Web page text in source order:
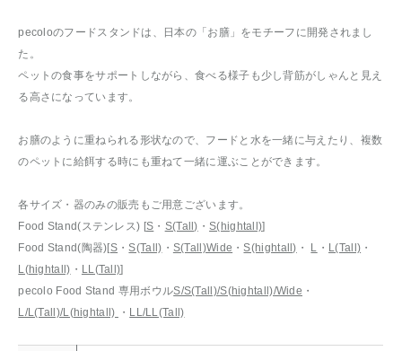
pecoloのフードスタンドは、日本の「お膳」をモチーフに開発されまし
た。
ペットの食事をサポートしながら、食べる様子も少し背筋がしゃんと見え
る高さになっています。
お膳のように重ねられる形状なので、フードと水を一緒に与えたり、複数
のペットに給餌する時にも重ねて一緒に運ぶことができます。
各サイズ・器のみの販売もご用意ございます。
Food Stand(ステンレス) [S ・ S(Tall) ・S(hightall)]
Food Stand(陶器)[S ・S(Tall) ・ S(Tall)Wide ・S(hightall) ・ L ・ L(Tall) ・
L(hightall) ・ LL(Tall)]
pecolo Food Stand 専用ボウルS/S(Tall)/S(hightall)/Wide ・
L/L(Tall)/L(hightall)
・ LL/LL(Tall)